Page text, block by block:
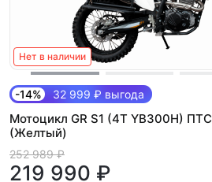
Нет в наличии
-14% 32 999 ₽ выгода
Мотоцикл GR S1 (4T YB300H) ПТС
(Желтый)
252 989 ₽
219 990 ₽